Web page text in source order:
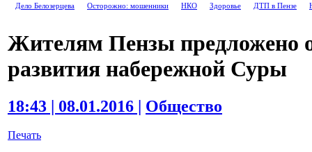
Дело Белозерцева Осторожно: мошенники НКО Здоровье ДТП в Пензе
Жителям Пензы предложено
развития набережной Суры
18:43 | 08.01.2016 | Общество
Печать